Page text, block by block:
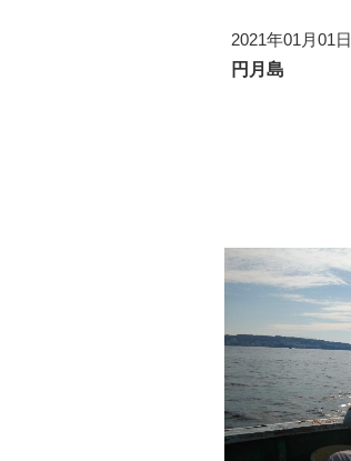
2021年01月01日
円月島